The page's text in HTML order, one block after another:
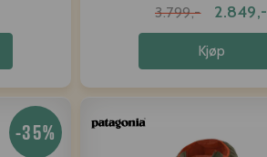
3.799,- 2.849,-
Kjøp
-35%